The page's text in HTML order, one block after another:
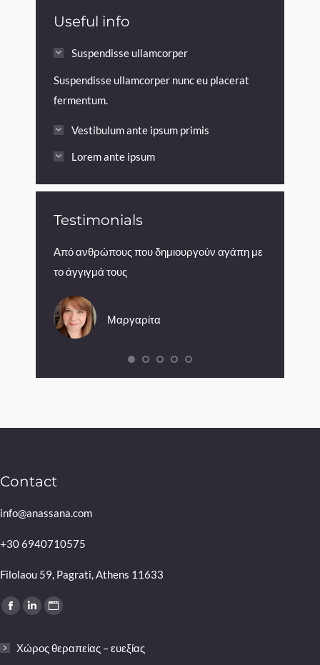
Useful info
Suspendisse ullamcorper
Suspendisse ullamcorper nunc eu placerat
fermentum.
Vestibulum ante ipsum primis
Lorem ante ipsum
Testimonials
Από ανθρώπους που δημιουργούν αγάπη με
το άγγιγμά τους
Μαργαρίτα
Contact
info@anassana.com
+30 6940710575
Filolaou 59, Pagrati, Athens 11633
Find us on:
Facebook
opens
Linkedin
opens
Website
opens
Χώρος θεραπείας – ευεξίας